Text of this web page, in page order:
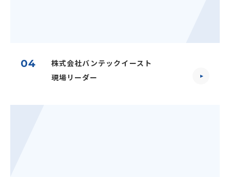
04
株式会社バンテックイースト
現場リーダー